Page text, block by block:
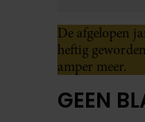
De afgelopen
heftig
amper meer.
GEEN